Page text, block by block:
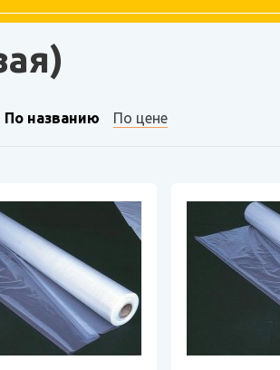
По названию По цене